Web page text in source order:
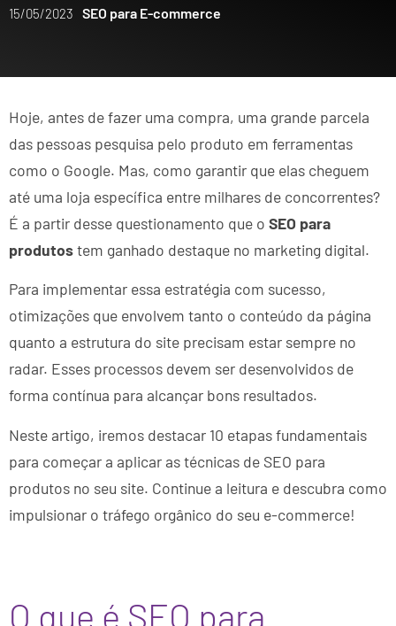
15/05/2023 SEO para E-commerce
Hoje, antes de fazer uma compra, uma grande parcela
das pessoas pesquisa pelo produto em ferramentas
como o Google. Mas, como garantir que elas cheguem
até uma loja específica entre milhares de concorrentes?
É a partir desse questionamento que o SEO para
produtostem ganhado destaque no marketing digital.
Para implementar essa estratégia com sucesso,
otimizações que envolvem tanto o conteúdo da página
quanto a estrutura do site precisam estar sempre no
radar. Esses processos devem ser desenvolvidos de
forma contínua para alcançar bons resultados.
Neste artigo, iremos destacar 10 etapas fundamentais
para começar a aplicar as técnicas de SEO para
produtos no seu site. Continue a leitura e descubra como
impulsionar o tráfego orgânico do seu e-commerce!
O que é SEO para